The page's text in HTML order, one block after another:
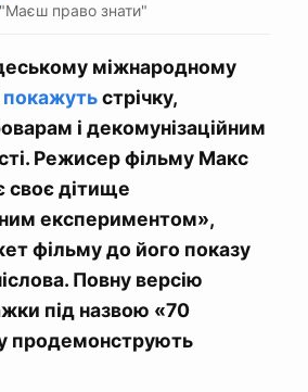
право знати"
міжнародному
покажутьстрічку,
і декомунізаційним
Режисер фільму Макс
своє дітище
експериментом»,
фільму до його показу
Повну версію
під назвою «70
продемонструють